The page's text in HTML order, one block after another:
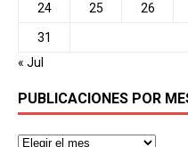
24 25 26
31
« Jul
PUBLICACIONES POR